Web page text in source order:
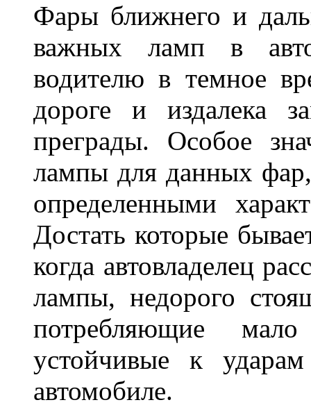
Фары ближнего и
важных ламп в
водителю в темное
дороге и издалека
преграды. Особое
лампы для данных
определенными
Достать которые
когда автовладелец
лампы, недорого
потребляющие
устойчивые к
автомобиле.